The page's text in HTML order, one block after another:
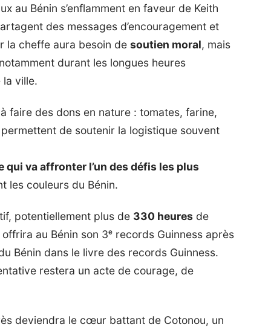
au Bénin s’enflamment en faveur de Keith
des messages d’encouragement et
la cheffe aura besoin de soutien moral, mais
durant les longues heures
la ville.
faire des dons en nature : tomates, farine,
de soutenir la logistique souvent
va affronter l’un des défis les plus
les couleurs du Bénin.
potentiellement plus de 330 heures de
au Bénin son 3ᵉ records Guinness après
Bénin dans le livre des records Guinness.
restera un acte de courage, de
deviendra le cœur battant de Cotonou, un